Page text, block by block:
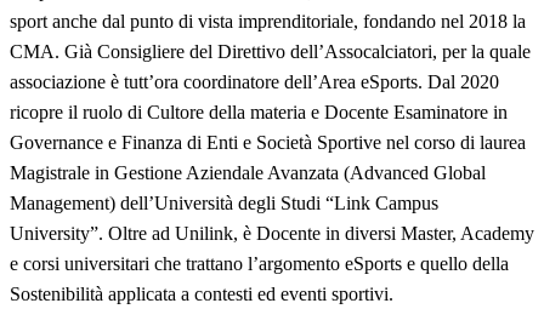
sport anche dal punto di vista imprenditoriale, fondando nel 2018 la
CMA. Già Consigliere del Direttivo dell’Assocalciatori, per la quale
associazione è tutt’ora coordinatore dell’Area eSports. Dal 2020
ricopre il ruolo di Cultore della materia e Docente Esaminatore in
Governance e Finanza di Enti e Società Sportive nel corso di laurea
Magistrale in Gestione Aziendale Avanzata (Advanced Global
Management) dell’Università degli Studi “Link Campus
University”. Oltre ad Unilink, è Docente in diversi Master, Academy
e corsi universitari che trattano l’argomento eSports e quello della
Sostenibilità applicata a contesti ed eventi sportivi.